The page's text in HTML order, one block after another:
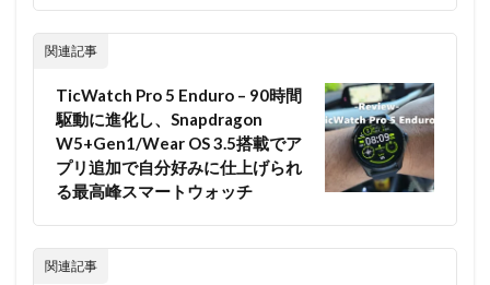
関連記事
TicWatch Pro 5 Enduro – 90時間
駆動に進化し、Snapdragon
W5+Gen1/Wear OS 3.5搭載でア
プリ追加で自分好みに仕上げられ
る最高峰スマートウォッチ
関連記事